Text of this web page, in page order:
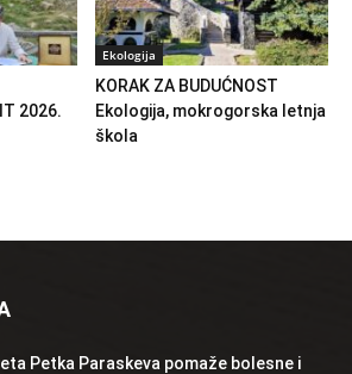
2026.
Ekologija
KORAK ZA BUDUĆNOST
Ekologija, mokrogorska letnja
škola
Petka Paraskeva pomaže bolesne i